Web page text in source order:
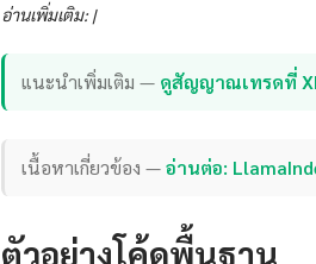
อ่านเพิ่มเติม: |
แนะนำเพิ่มเติม — ดูสัญญาณเทรดที่
เนื้อหาเกี่ยวข้อง —อ่านต่อ:
ตัวอย่างโค้ดพื้นฐาน